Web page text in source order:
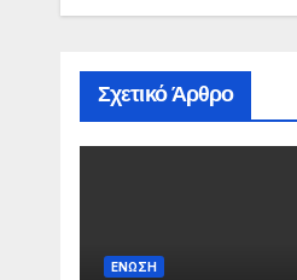
Σχετικό Άρθρο
ΕΝΩΣΗ